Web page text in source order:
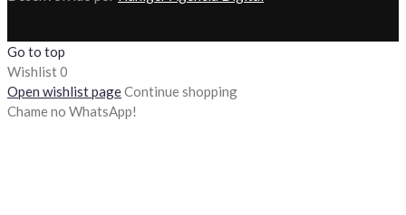
Go to top
Wishlist0
Open wishlist pageContinue shopping
Chame no WhatsApp!